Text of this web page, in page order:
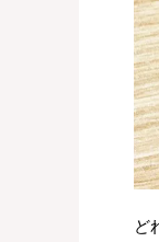
ど